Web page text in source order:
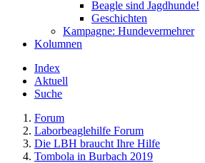
Beagle sind Jagdhunde!
Geschichten
Kampagne: Hundevermehrer
Kolumnen
Index
Aktuell
Suche
Forum
Laborbeaglehilfe Forum
Die LBH braucht Ihre Hilfe
Tombola in Burbach 2019